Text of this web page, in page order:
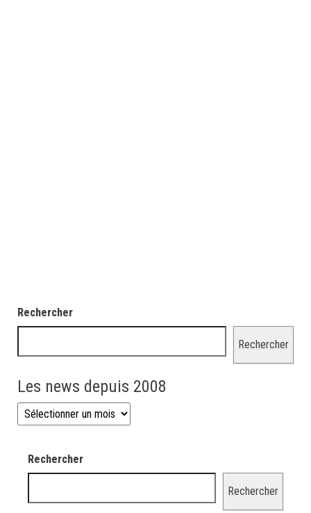
Rechercher
Rechercher
Les news depuis 2008
Les news depuis 2008
Rechercher
Rechercher